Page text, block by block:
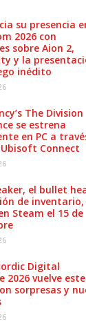
su presencia
2026 con
sobre Aion 2,
y la
inédito
The Division
se estrena
en PC a
Connect
el bullet
de inventario,
Steam el 15 de
Digital
2026 vuelve este
sorpresas y